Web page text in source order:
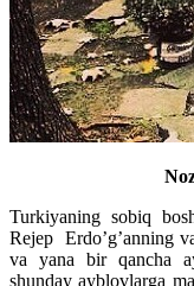
Turkiyaning sobiq
Rejep Erdo’g’anning
va yana bir qancha
shunday ayblovlarga